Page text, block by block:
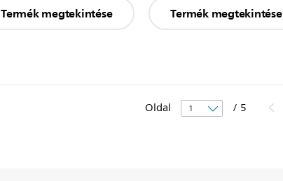
Termék megtekintése Termék megtekintése
Oldal / 5